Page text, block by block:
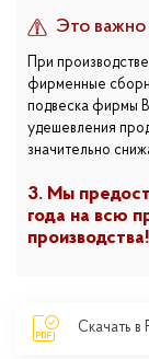
Это важно
При
фирменные
подвеска фирмы
удешевления
значительно
3. Мы
года на всю
производства!
Скачать в